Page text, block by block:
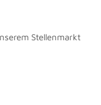
Stellenmarkt